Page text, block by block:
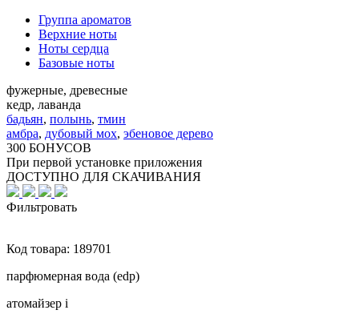
Группа ароматов
Верхние ноты
Ноты сердца
Базовые ноты
фужерные, древесные
кедр, лаванда
бадьян, полынь, тмин
амбра, дубовый мох, эбеновое дерево
300 БОНУСОВ
При первой установке приложения
ДОСТУПНО ДЛЯ СКАЧИВАНИЯ
Фильтровать
Код товара: 189701
парфюмерная вода (edp)
атомайзер i